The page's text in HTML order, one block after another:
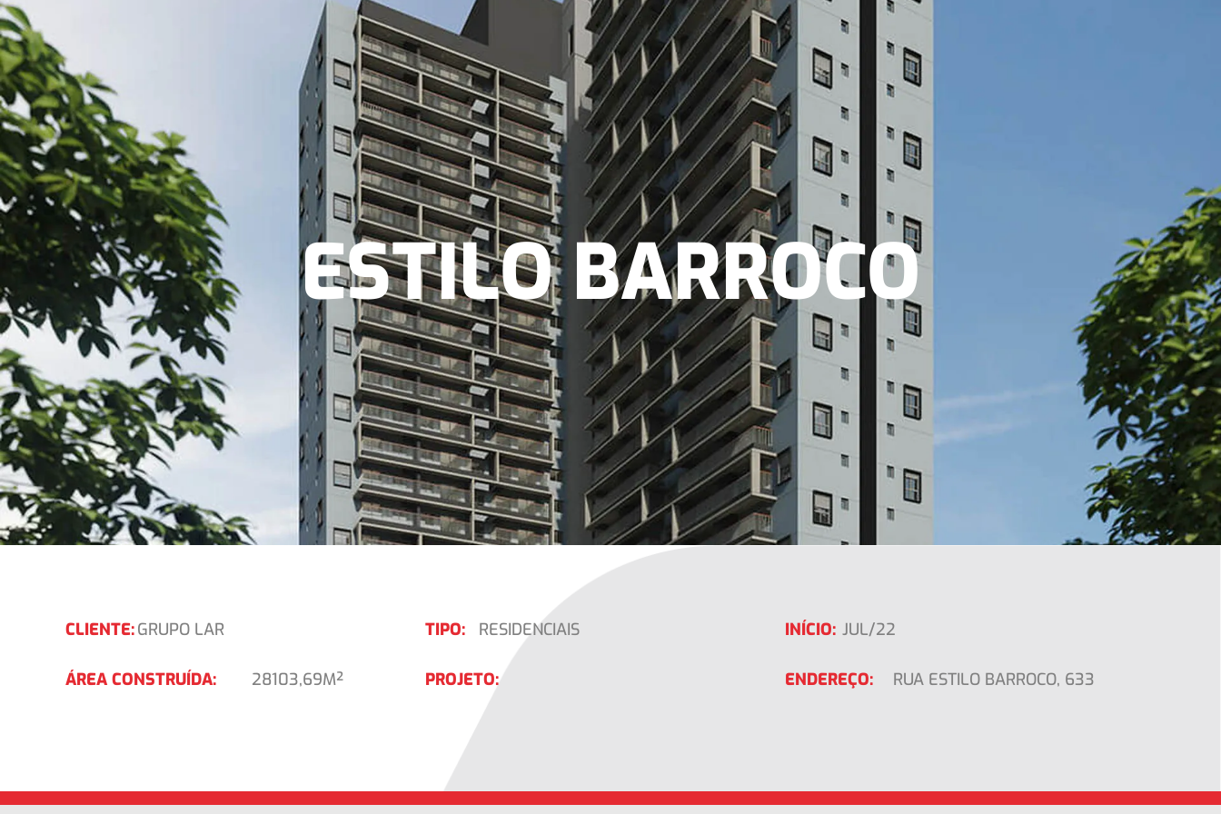
Sobre Projetos Tecnologias ESG Novidades Personalização
ESTILO BARROCO
CLIENTE:GRUPO LAR TIPO: RESIDENCIAIS INÍCIO: JUL/22
ÁREA CONSTRUÍDA: 28103,69M² PROJETO: ENDEREÇO: RUA ESTILO BARROCO, 633